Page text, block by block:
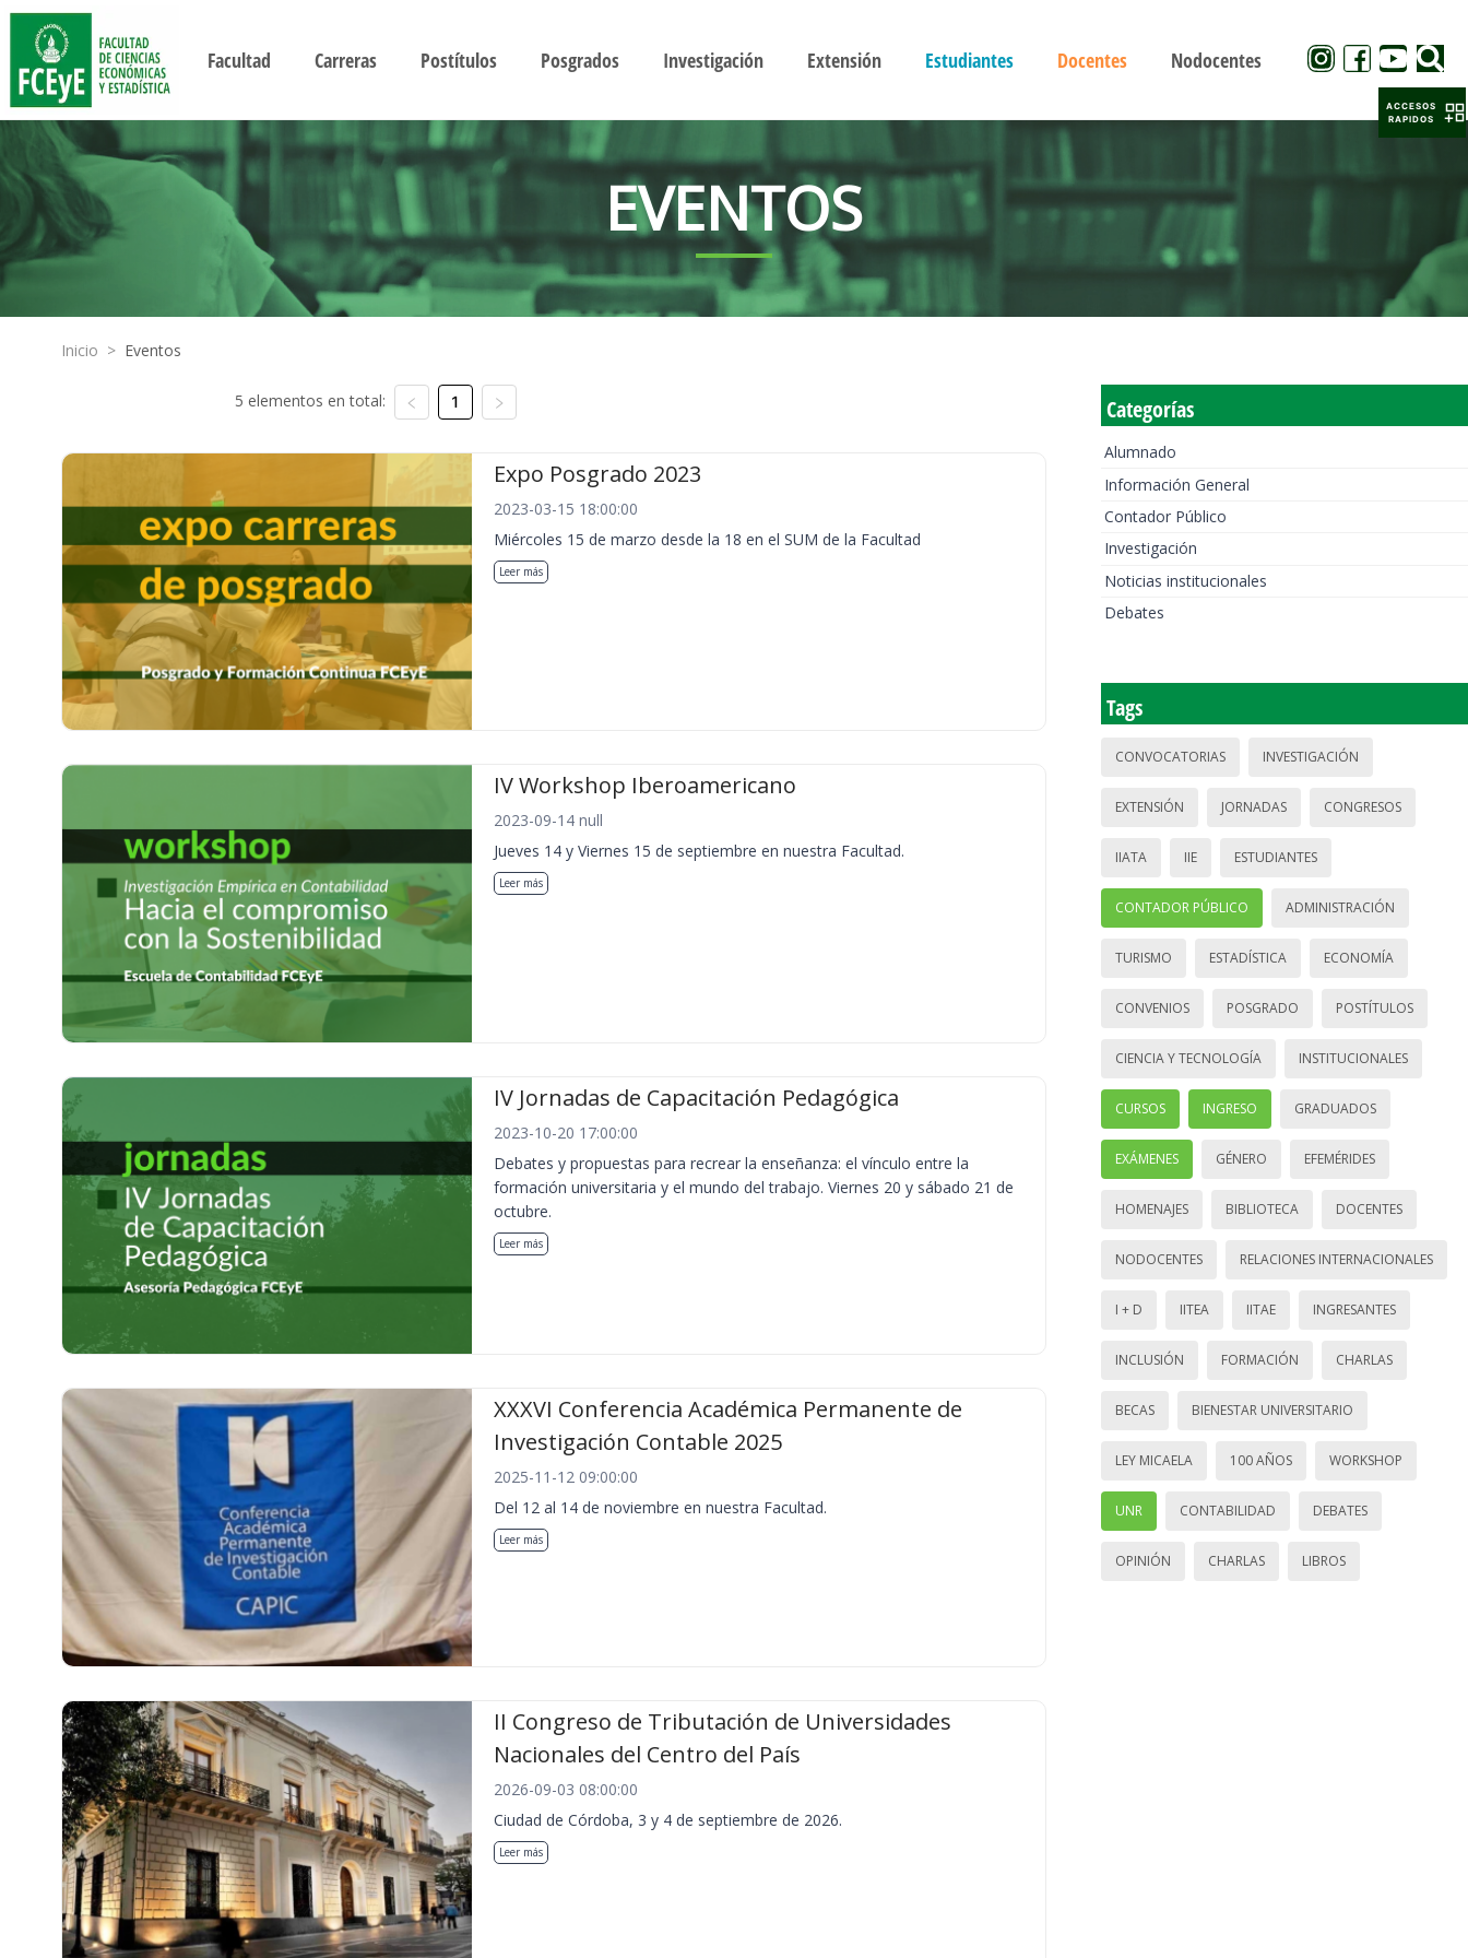
Facultad Carreras Postítulos Posgrados Investigación Extensión Estudiantes Docentes Nodocentes
EVENTOS
Inicio > Eventos
5 elementos en total: 1
Expo Posgrado 2023
2023-03-15 18:00:00
Miércoles 15 de marzo desde la 18 en el SUM de la Facultad
Leer más
IV Workshop Iberoamericano
2023-09-14 null
Jueves 14 y Viernes 15 de septiembre en nuestra Facultad.
Leer más
IV Jornadas de Capacitación Pedagógica
2023-10-20 17:00:00
Debates y propuestas para recrear la enseñanza: el vínculo entre la
formación universitaria y el mundo del trabajo. Viernes 20 y sábado 21 de
octubre.
Leer más
XXXVI Conferencia Académica Permanente de
Investigación Contable 2025
2025-11-12 09:00:00
Del 12 al 14 de noviembre en nuestra Facultad.
Leer más
II Congreso de Tributación de Universidades
Nacionales del Centro del País
2026-09-03 08:00:00
Ciudad de Córdoba, 3 y 4 de septiembre de 2026.
Leer más
Categorías
Alumnado
Información General
Contador Público
Investigación
Noticias institucionales
Debates
Tags
CONVOCATORIAS INVESTIGACIÓN
EXTENSIÓN JORNADAS CONGRESOS
IIATA IIE ESTUDIANTES
CONTADOR PÚBLICO ADMINISTRACIÓN
TURISMO ESTADÍSTICA ECONOMÍA
CONVENIOS POSGRADO POSTÍTULOS
CIENCIA Y TECNOLOGÍA INSTITUCIONALES
CURSOS INGRESO GRADUADOS
EXÁMENES GÉNERO EFEMÉRIDES
HOMENAJES BIBLIOTECA DOCENTES
NODOCENTES RELACIONES INTERNACIONALES
I + D IITEA IITAE INGRESANTES
INCLUSIÓN FORMACIÓN CHARLAS
BECAS BIENESTAR UNIVERSITARIO
LEY MICAELA 100 AÑOS WORKSHOP
UNR CONTABILIDAD DEBATES
OPINIÓN CHARLAS LIBROS
ACCESOS
RAPIDOS